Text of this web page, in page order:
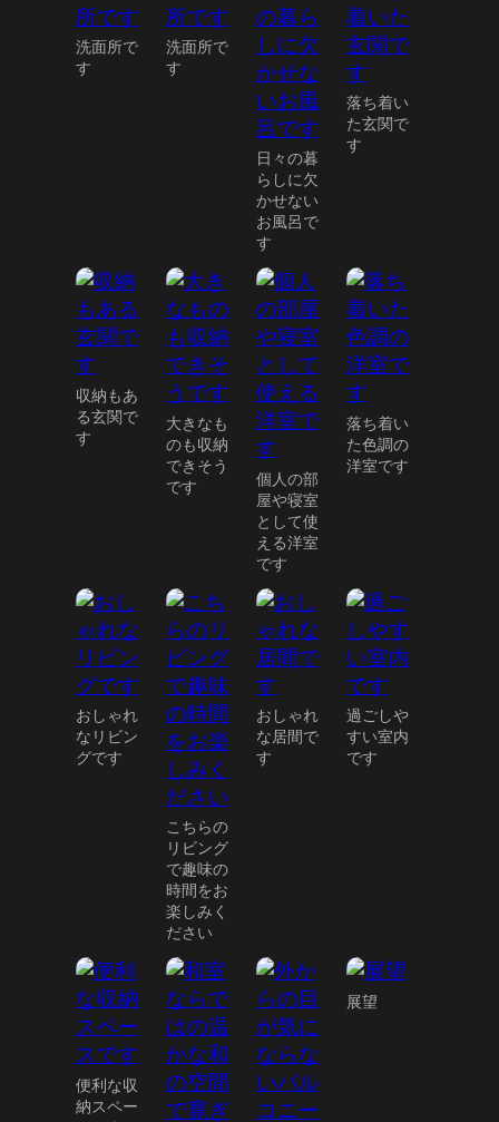
洗面所で
す
洗面所で
す
日々の暮
らしに欠
かせない
お風呂で
す
落ち着い
た玄関で
す
収納もあ
る玄関で
す
大きなも
のも収納
できそう
です
個人の部
屋や寝室
として使
える洋室
です
落ち着い
た色調の
洋室です
おしゃれ
なリビン
グです
こちらの
リビング
で趣味の
時間をお
楽しみく
ださい
おしゃれ
な居間で
す
過ごしや
すい室内
です
便利な収
納スペー
展望